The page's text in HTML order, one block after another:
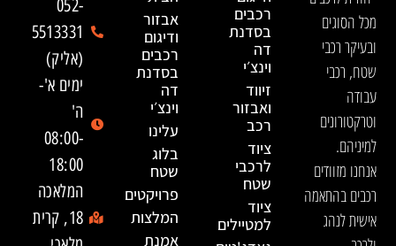
מכל הסוגים
ובעיקר רכבי
שטח, רכבי
עבודה
וטרקטורונים
למיניהם.
אנחנו מזוודים
רכבים בהתאמה
אישית לנהג
רכבים
בסדנת
דה
וינצ׳י
זיווד
ואבזור
רכב
ציוד
לרכבי
שטח
ציוד
למטיילים
אבזור
ודיגום
רכבים
בסדנת
דה
וינצ׳י
עלינו
בלוג
שטח
פרויקטים
המלצות
אמנת
052-
5513331
(אליק)
ימים א'-
ה'
08:00-
18:00
המלאכה
18, קרית